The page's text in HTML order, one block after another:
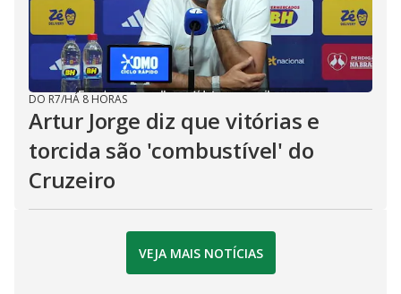
DO R7/HÁ 8 HORAS
Artur Jorge diz que vitórias e
torcida são 'combustível' do
Cruzeiro
VEJA MAIS NOTÍCIAS